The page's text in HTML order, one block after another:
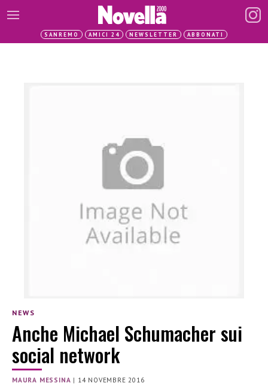
SANREMO AMICI 24 NEWSLETTER ABBONATI
NEWS
Anche Michael Schumacher sui
social network
MAURA MESSINA | 14 NOVEMBRE 2016